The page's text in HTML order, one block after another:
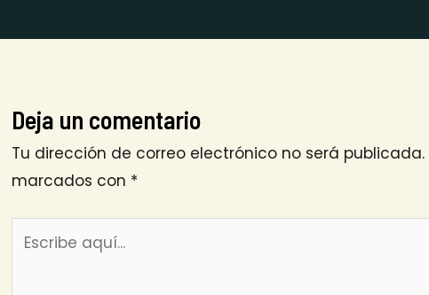
Deja un comentario
Tu dirección de correo electrónico no será publicada.
marcados con *